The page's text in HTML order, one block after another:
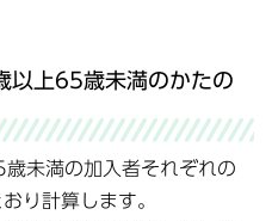
以上65歳未満のかたの
未満の加入者それぞれの
り計算します。